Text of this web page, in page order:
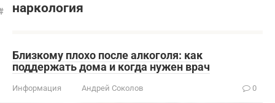
наркология
Близкому плохо после алкоголя: как
поддержать дома и когда нужен врач
Информация Андрей Соколов 0